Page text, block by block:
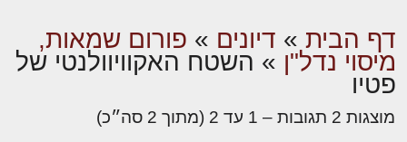
דף הבית » דיונים » פורום שמאות,
מיסוי נדל"ן » השטח האקוויוולנטי של
פטיו
מוצגות 2 תגובות – 1 עד 2 (מתוך 2 סה״כ)